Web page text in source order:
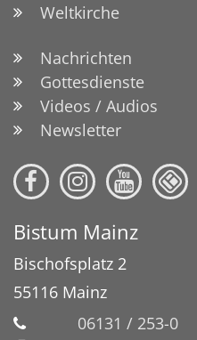
Weltkirche
Nachrichten
Gottesdienste
Videos / Audios
Newsletter
Bistum Mainz
Bischofsplatz 2
55116 Mainz
06131 / 253-0